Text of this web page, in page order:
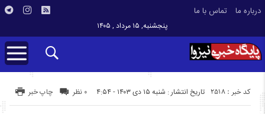
درباره ما تماس با ما
پنجشنبه, ۱۵ مرداد , ۱۴۰۵
تاریخ انتشار : شنبه ۱۵ دی ۱۴۰۳ - ۴:۵۴ کد خبر : 2518 چاپ خبر ۰ نظر